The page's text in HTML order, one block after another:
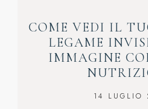
COME VEDI IL
LEGAME
IMMAGINE
14 LUGLIO